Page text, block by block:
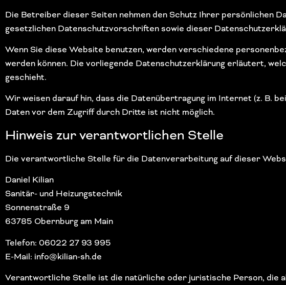
Die Betreiber dieser Seiten nehmen den Schutz Ihrer persönlichen
gesetzlichen Datenschutzvorschriften sowie dieser
Wenn Sie diese Website benutzen, werden verschiedene
werden können. Die vorliegende Datenschutzerklärung erläutert,
geschieht.
Wir weisen darauf hin, dass die Datenübertragung im Internet (z. B.
Daten vor dem Zugriff durch Dritte ist nicht möglich.
Hinweis zur verantwortlichen Stelle
Die verantwortliche Stelle für die Datenverarbeitung auf dieser
Daniel Kilian
Sanitär- und Heizungstechnik
Sonnenstraße 9
63785 Obernburg am Main
Telefon: 06022 27 93 995
E-Mail: info@kilian-sh.de
Verantwortliche Stelle ist die natürliche oder juristische Person, die